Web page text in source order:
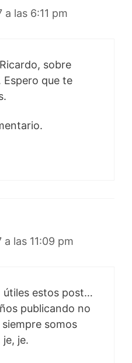
las 6:11 pm
sobre
que te
las 11:09 pm
útiles estos post…
publicando no
somos
je.